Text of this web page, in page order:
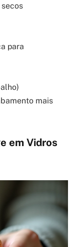
para
mais
em Vidros